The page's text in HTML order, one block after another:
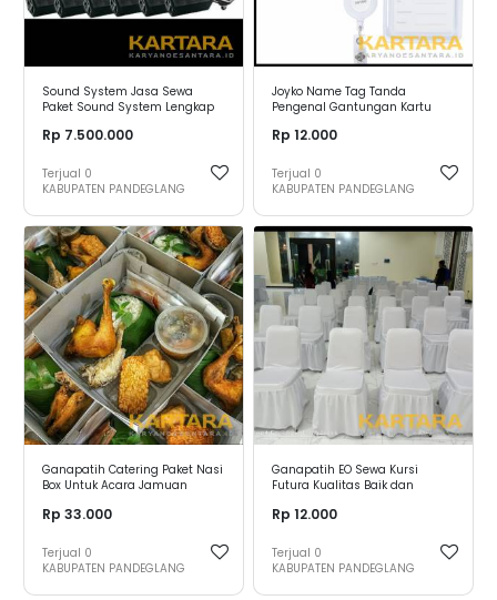
Sound System Jasa Sewa
Paket Sound System Lengkap
Rp 7.500.000
Terjual 0
KABUPATEN PANDEGLANG
Joyko Name Tag Tanda
Pengenal Gantungan Kartu
Rp 12.000
Terjual 0
KABUPATEN PANDEGLANG
Ganapatih Catering Paket Nasi
Box Untuk Acara Jamuan
Siang Kantor dan Acara
Rp 33.000
Terjual 0
KABUPATEN PANDEGLANG
Ganapatih EO Sewa Kursi
Futura Kualitas Baik dan
Rp 12.000
Terjual 0
KABUPATEN PANDEGLANG